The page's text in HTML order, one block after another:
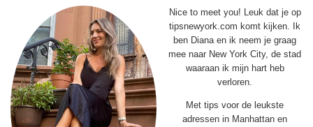
Nice to meet you! Leuk dat je op
tipsnewyork.com komt kijken. Ik
ben Diana en ik neem je graag
mee naar New York City, de stad
waaraan ik mijn hart heb
verloren.
Met tips voor de leukste
adressen in Manhattan en